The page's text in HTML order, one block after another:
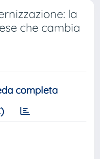
la
che cambia
completa